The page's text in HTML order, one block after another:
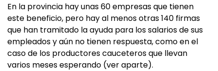
En la provincia hay unas 60 empresas que tienen
este beneficio, pero hay al menos otras 140 firmas
que han tramitado la ayuda para los salarios de sus
empleados y aún no tienen respuesta, como en el
caso de los productores cauceteros que llevan
varios meses esperando (ver aparte).